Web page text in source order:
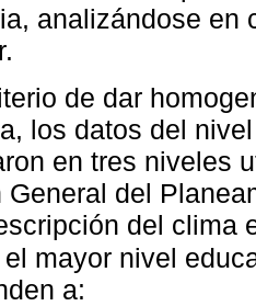
analizándose en
de dar
los datos del
en tres niveles
General del
del clima
mayor nivel
a: